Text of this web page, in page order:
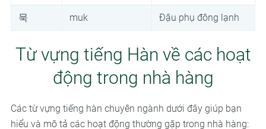
묵 muk Đậu phụ đông lạnh
Từ vựng tiếng Hàn về các hoạt
động trong nhà hàng
Các từ vựng tiếng hàn chuyên ngành dưới đây giúp bạn
hiểu và mô tả các hoạt động thường gặp trong nhà hàng: